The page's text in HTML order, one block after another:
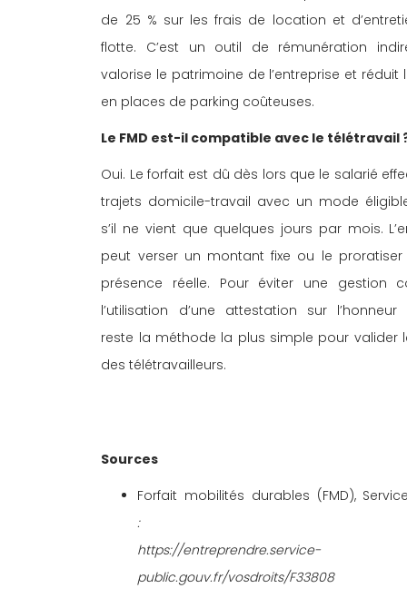
de 25 % sur les frais de location et
flotte. C’est un outil de rémunération
valorise le patrimoine de l’entreprise et réduit
en places de parking coûteuses.
Le FMD est-il compatible avec le télétravail
Oui. Le forfait est dû dès lors que le salarié
trajets domicile-travail avec un mode
s’il ne vient que quelques jours par mois.
peut verser un montant fixe ou le
présence réelle. Pour éviter une gestion
l’utilisation d’une attestation sur
reste la méthode la plus simple pour valider
des télétravailleurs.
Sources
Forfait mobilités durables (FMD),
:
https://entreprendre.service-
public.gouv.fr/vosdroits/F33808